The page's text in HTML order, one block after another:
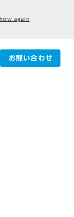
お問い合わせ
again